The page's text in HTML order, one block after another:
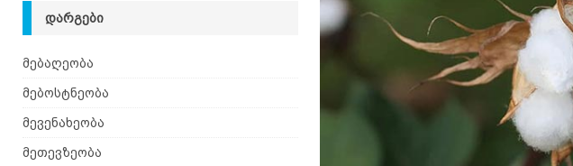
ᲓᲐᲠᲒᲔᲑᲘ
მებაღეობა
მებოსტნეობა
მევენახეობა
მეთევზეობა